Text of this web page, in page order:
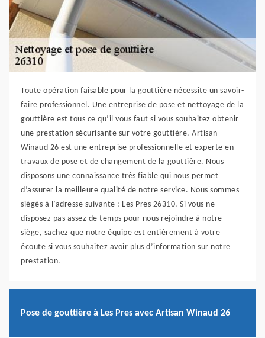
Toute opération faisable pour la gouttière nécessite un savoir-
faire professionnel. Une entreprise de pose et nettoyage de la
gouttière est tous ce qu’il vous faut si vous souhaitez obtenir
une prestation sécurisante sur votre gouttière. Artisan
Winaud 26 est une entreprise professionnelle et experte en
travaux de pose et de changement de la gouttière. Nous
disposons une connaissance très fiable qui nous permet
d’assurer la meilleure qualité de notre service. Nous sommes
siégés à l’adresse suivante : Les Pres 26310. Si vous ne
disposez pas assez de temps pour nous rejoindre à notre
siège, sachez que notre équipe est entièrement à votre
écoute si vous souhaitez avoir plus d’information sur notre
prestation.
Pose de gouttière à Les Pres avec Artisan Winaud 26